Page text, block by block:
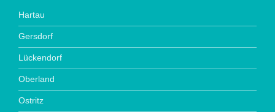
Hartau
Gersdorf
Lückendorf
Oberland
Ostritz